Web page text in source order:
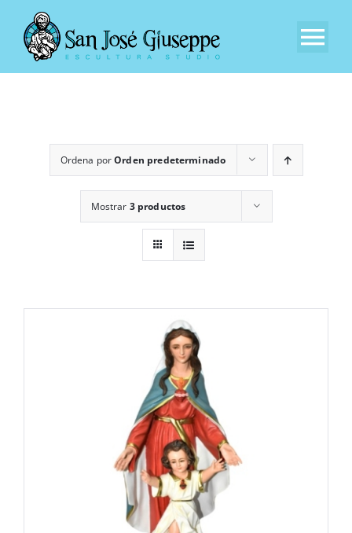
contenido
Nuestra Empresa
Experiencia
Ordena porOrden predeterminado
Mostrar 3 productos